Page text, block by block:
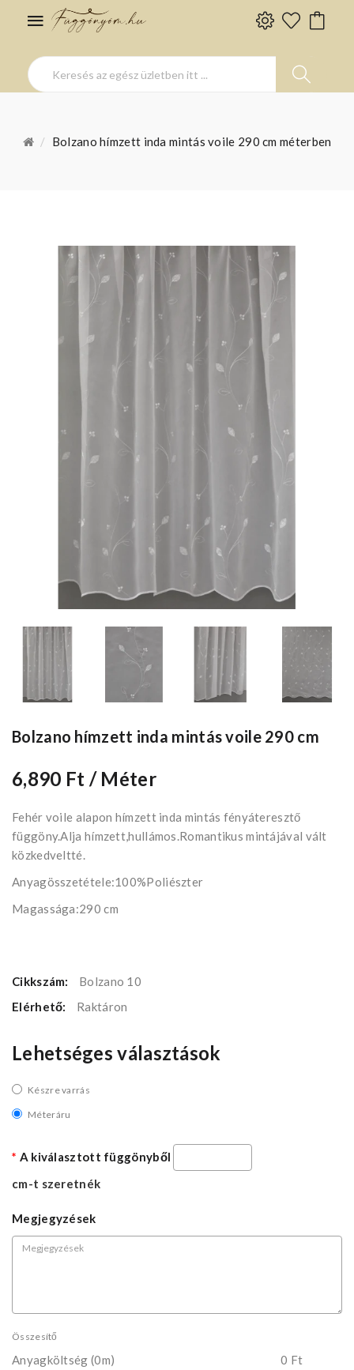
Bolzano hímzett inda mintás voile 290 cm méterben
Bolzano hímzett inda mintás voile 290 cm
6,890 Ft / Méter
Fehér voile alapon hímzett inda mintás fényáteresztő
függöny.Alja hímzett,hullámos.Romantikus mintájával vált
közkedveltté.
Anyagösszetétele:100%Poliészter
Magassága:290 cm
Cikkszám:
Bolzano 10
Elérhető:
Raktáron
Lehetséges választások
Készre varrás
Méteráru
A kiválasztott függönyből
cm-t szeretnék
Megjegyzések
Összesítő
Anyagköltség (0m)
0 Ft